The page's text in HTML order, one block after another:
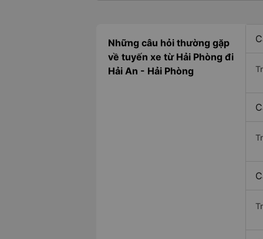
Những câu hỏi thường gặp
về tuyến xe từ Hải Phòng đi
Hải An - Hải Phòng